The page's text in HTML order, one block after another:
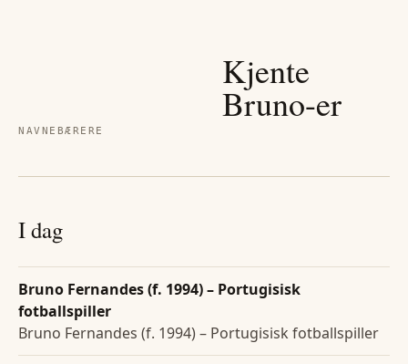
NAVNEBÆRERE
Kjente
Bruno-er
I dag
Bruno Fernandes (f. 1994) – Portugisisk
fotballspiller
Bruno Fernandes (f. 1994) – Portugisisk fotballspiller